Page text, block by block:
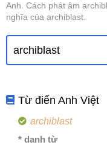
Anh. Cách phát âm
nghĩa của archiblast.
Từ điển Anh Việt
archiblast
* danh từ